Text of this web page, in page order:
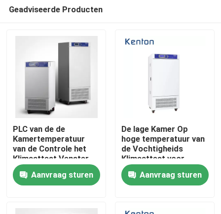
Thuis
Geadviseerde Producten
PLC van de de
Kamertemperatuur
van de Controle het
Klimaattest Venster
van Rate Change
Environmental Large
Observation Snelle
Aanvraag sturen
De lage Kamer Op
hoge temperatuur van
de Vochtigheids
Klimaattest voor
Laboratorium
Milieu250lAanvraag sturen